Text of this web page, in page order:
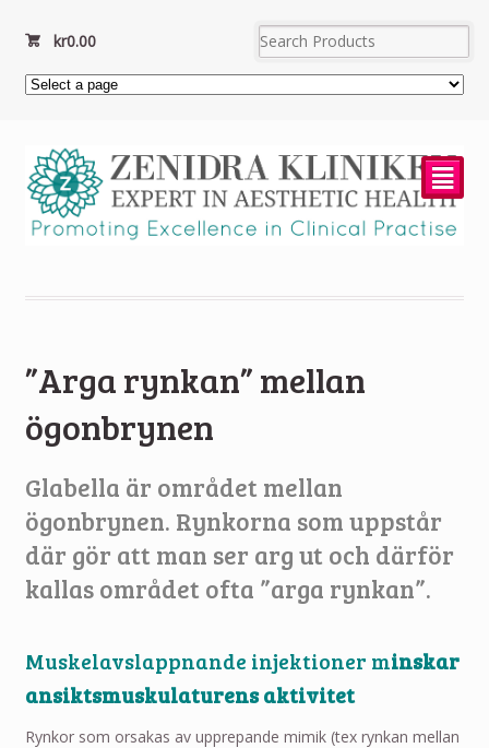
kr0.00
²
”Arga rynkan” mellan
ögonbrynen
Glabella är området mellan
ögonbrynen. Rynkorna som uppstår
där gör att man ser arg ut och därför
kallas området ofta ”arga rynkan”.
Muskelavslappnande injektioner minskar
ansiktsmuskulaturens aktivitet
Rynkor som orsakas av upprepande mimik (tex rynkan mellan